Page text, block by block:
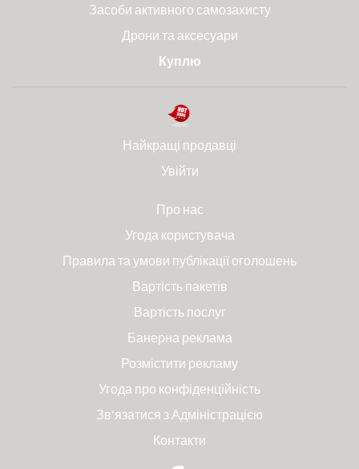
Засоби активного самозахисту
Дрони та аксесуари
Куплю
Найкращі продавці
Увійти
Про нас
Угода користувача
Правила та умови публікації оголошень
Вартість пакетів
Вартість послуг
Банерна реклама
Розмістити рекламу
Угода про конфіденційність
Зв'язатися з Адміністрацією
Контакти